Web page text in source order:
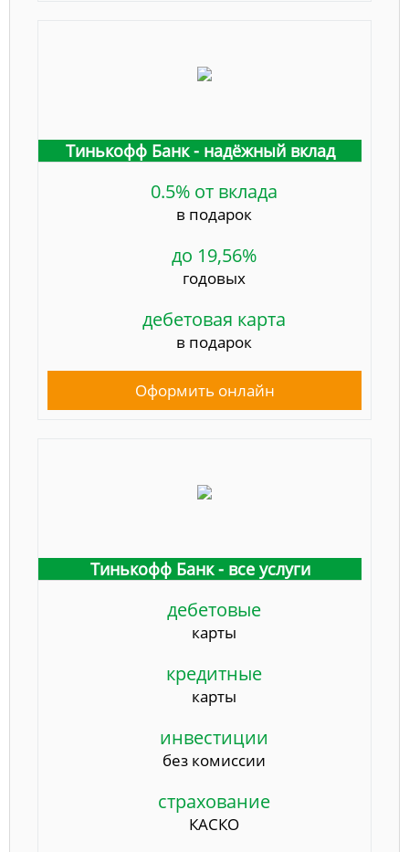
Тинькофф Банк - надёжный вклад
0.5% от вклада
в подарок
до 19,56%
годовых
дебетовая карта
в подарок
Оформить онлайн
Тинькофф Банк - все услуги
дебетовые
карты
кредитные
карты
инвестиции
без комиссии
страхование
КАСКО